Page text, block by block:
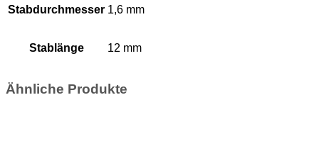
Stabdurchmesser 1,6 mm
Stablänge 12 mm
Ähnliche Produkte